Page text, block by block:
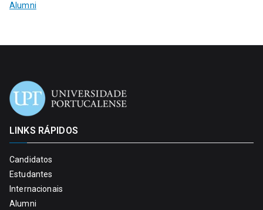
Alumni
LINKS RÁPIDOS
Candidatos
Estudantes
Internacionais
Alumni